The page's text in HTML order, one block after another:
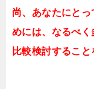
尚、あなたにと
めには、なるべ
比較検討すること